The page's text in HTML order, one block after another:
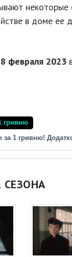
в доме ее
февраля 2023
гривню
за 1 гривню!
СЕЗОНА